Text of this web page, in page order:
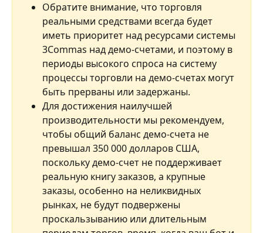
Обратите внимание, что торговля
реальными средствами всегда будет
иметь приоритет над ресурсами системы
3Commas над демо-счетами, и поэтому в
периоды высокого спроса на систему
процессы торговли на демо-счетах могут
быть прерваны или задержаны.
Для достижения наилучшей
производительности мы рекомендуем,
чтобы общий баланс демо-счета не
превышал 350 000 долларов США,
поскольку демо-счет не поддерживает
реальную книгу заказов, а крупные
заказы, особенно на неликвидных
рынках, не будут подвержены
проскальзыванию или длительным